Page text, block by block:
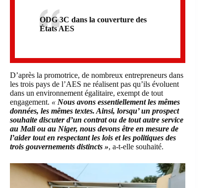
ODG 3C dans la couverture des
États AES
D’après la promotrice, de nombreux entrepreneurs dans
les trois pays de l’AES ne réalisent pas qu’ils évoluent
dans un environnement égalitaire, exempt de tout
engagement. « Nous avons essentiellement les mêmes
données, les mêmes textes. Ainsi, lorsqu’ un prospect
souhaite discuter d’un contrat ou de tout autre service
au Mali ou au Niger, nous devons être en mesure de
l’aider tout en respectant les lois et les politiques des
trois gouvernements distincts », a-t-elle souhaité.